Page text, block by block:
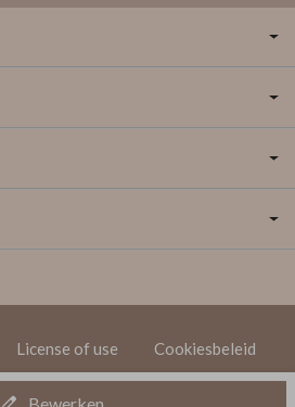
License of use Cookiesbeleid
LinDesigned